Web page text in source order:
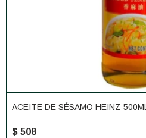
ACEITE DE SÉSAMO HEINZ 500ML
$ 508